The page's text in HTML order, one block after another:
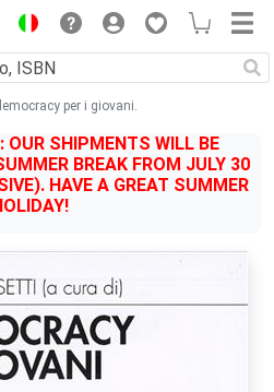
per i giovani.
OUR SHIPMENTS WILL BE
BREAK FROM JULY 30
HAVE A GREAT SUMMER